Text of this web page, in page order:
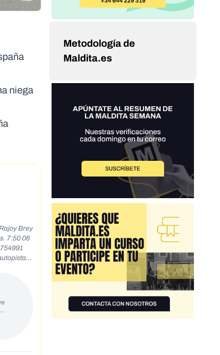
niega
7:50 06
↑
mientras
los
Metodología de
Maldita.es